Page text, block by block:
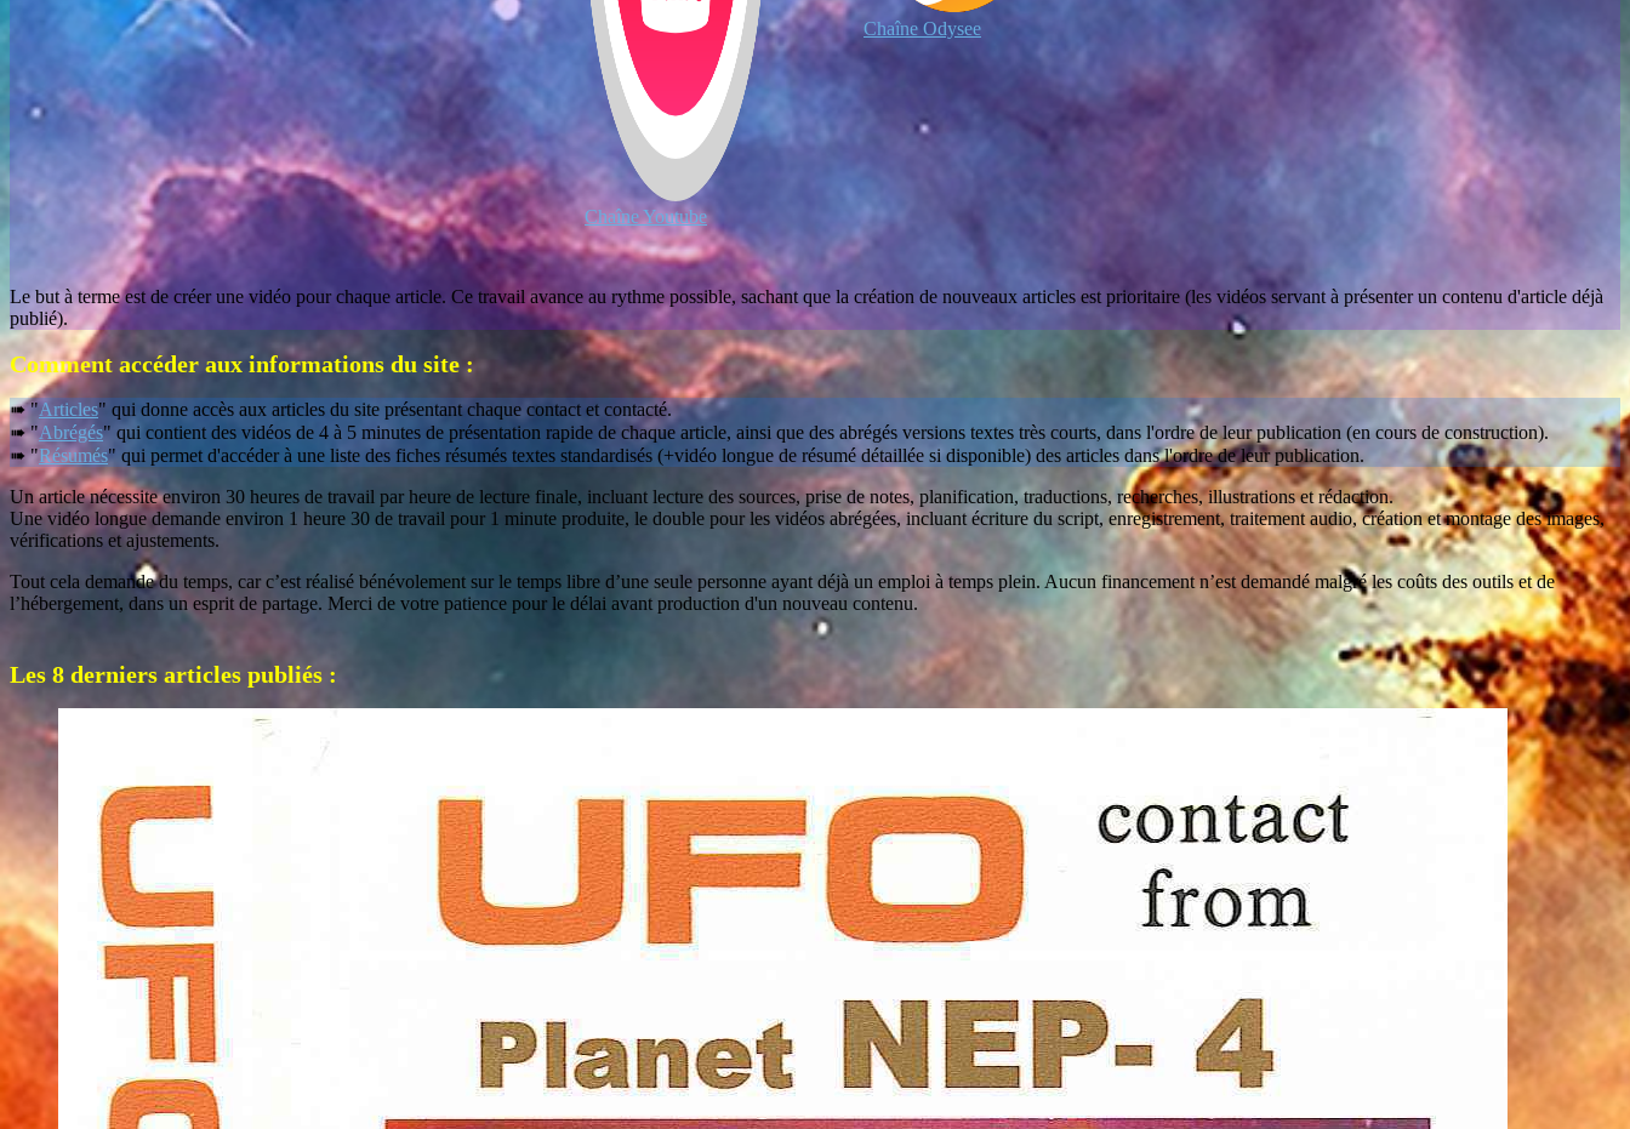
Chaîne Youtube
Chaîne Odysee
Le but à terme est de créer une vidéo pour chaque article. Ce travail avance au rythme possible, sachant que la création de nouveaux articles est prioritaire (les vidéos servant à présenter un contenu d'article déjà
publié).
Comment accéder aux informations du site :
➠ "Articles" qui donne accès aux articles du site présentant chaque contact et contacté.
➠ "Abrégés" qui contient des vidéos de 4 à 5 minutes de présentation rapide de chaque article, ainsi que des abrégés versions textes très courts, dans l'ordre de leur publication (en cours de construction).
➠ "Résumés" qui permet d'accéder à une liste des fiches résumés textes standardisés (+vidéo longue de résumé détaillée si disponible) des articles dans l'ordre de leur publication.
Un article nécessite environ 30 heures de travail par heure de lecture finale, incluant lecture des sources, prise de notes, planification, traductions, recherches, illustrations et rédaction.
Une vidéo longue demande environ 1 heure 30 de travail pour 1 minute produite, le double pour les vidéos abrégées, incluant écriture du script, enregistrement, traitement audio, création et montage des images,
vérifications et ajustements.
Tout cela demande du temps, car c’est réalisé bénévolement sur le temps libre d’une seule personne ayant déjà un emploi à temps plein. Aucun financement n’est demandé malgré les coûts des outils et de
l’hébergement, dans un esprit de partage. Merci de votre patience pour le délai avant production d'un nouveau contenu.
Les 8 derniers articles publiés :